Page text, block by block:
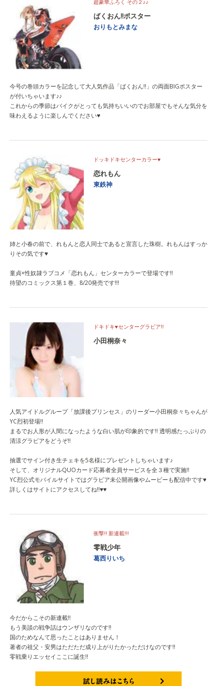
超豪華ふろく その２♪♪
ばくおん!!ポスター
おりもとみまな
今号の巻頭カラーを記念して大人気作品「ばくおん!!」の両面BIGポスター
が付いちゃいます♪♪
これからの季節はバイクがとっても気持ちいいのでお部屋でもそんな気分を
味わえるように楽しんでください♥
ドッキドキセンターカラー♥
恋れもん
東鉄神
姉と小春の前で、れもんと恋人同士であると宣言した珠樹。れもんはすっか
りその気です♥
童貞×性奴隷ラブコメ「恋れもん」センターカラーで登場です!!
待望のコミックス第１巻、8/20発売です!!!
ドキドキ♥センターグラビア!!
小田桐奈々
人気アイドルグループ「放課後プリンセス」のリーダー小田桐奈々ちゃんが
YC烈初登場!!
まるでお人形が人間になったような白い肌が印象的です!! 透明感たっぷりの
清涼グラビアをどうぞ!!
抽選でサイン付き生チェキを5名様にプレゼントしちゃいます♪
そして、オリジナルQUOカード応募者全員サービスを全３種で実施!!
YC烈公式モバイルサイトではグラビア未公開画像やムービーも配信中です♥
詳しくはサイトにアクセスしてね!!♥♥
衝撃!! 新連載!!!
零戦少年
葛西りいち
今だからこその新連載!!
もう美談の戦争話はウンザリなのです!!
国のためなんて思ったことはありません！
著者の祖父・安男はただただ成り上がりたかっただけなのです!!
零戦乗りエッセイここに誕生!!